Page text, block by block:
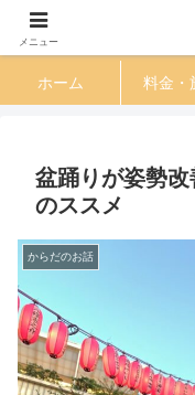
渋谷区 恵比
ホーム 料金・
盆踊りが姿勢
のススメ
からだのお話
メニュー